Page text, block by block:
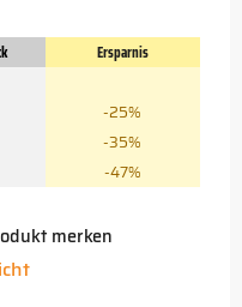
Ersparnis
-25%
-35%
-47%
merken